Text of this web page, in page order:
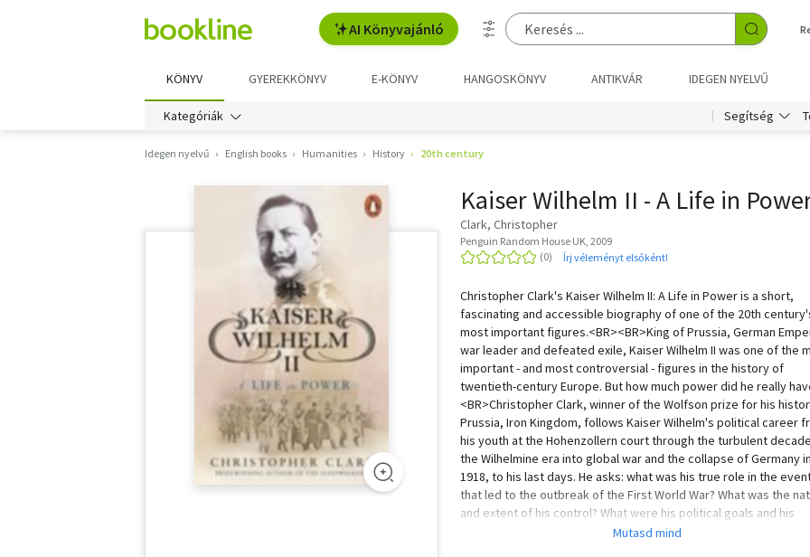
AI Könyvajánló
KÖNYV GYEREKKÖNYV E-KÖNYV HANGOSKÖNYV ANTIKVÁR IDEGEN NYELVŰ
Kategóriák Segítség
Idegen nyelvű English books Humanities History 20th century
Kaiser Wilhelm II - A Life in
Clark, Christopher
Penguin Random House UK, 2009
Írj véleményt elsőként!
Christopher Clark's Kaiser Wilhelm II: A Life in Power is a short,
fascinating and accessible biography of one of the 20th
most important figures.<BR><BR>King of Prussia, German
war leader and defeated exile, Kaiser Wilhelm II was one of the
important - and most controversial - figures in the history of
twentieth-century Europe. But how much power did he really
<BR>Christopher Clark, winner of the Wolfson prize for his
Prussia, Iron Kingdom, follows Kaiser Wilhelm's political career
his youth at the Hohenzollern court through the turbulent
the Wilhelmine era into global war and the collapse of Germany in
1918, to his last days. He asks: what was his true role in the
that led to the outbreak of the First World War? What was the
and extent of his control? What were his political goals and his
success in achieving them? How did he project authority and